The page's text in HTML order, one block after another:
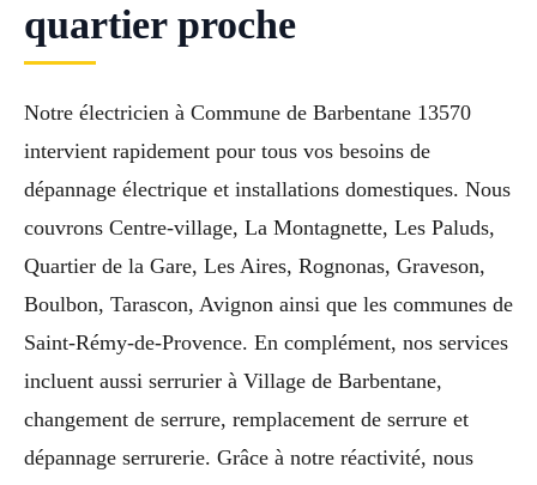
quartier proche
Notre électricien à Commune de Barbentane 13570
intervient rapidement pour tous vos besoins de
dépannage électrique et installations domestiques. Nous
couvrons Centre-village, La Montagnette, Les Paluds,
Quartier de la Gare, Les Aires, Rognonas, Graveson,
Boulbon, Tarascon, Avignon ainsi que les communes de
Saint-Rémy-de-Provence. En complément, nos services
incluent aussi serrurier à Village de Barbentane,
changement de serrure, remplacement de serrure et
dépannage serrurerie. Grâce à notre réactivité, nous